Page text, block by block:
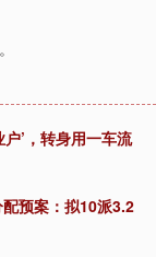
’，转身用一车流
预案：拟10派3.2